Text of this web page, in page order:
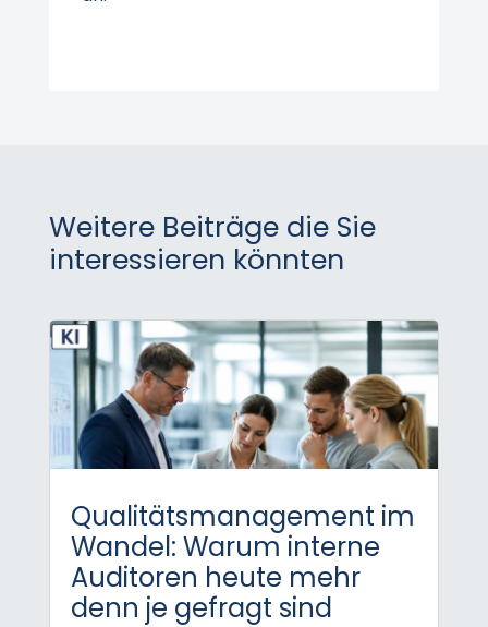
Weitere Beiträge die Sie
interessieren könnten
Qualitätsmanagement im
Wandel: Warum interne
Auditoren heute mehr
denn je gefragt sind